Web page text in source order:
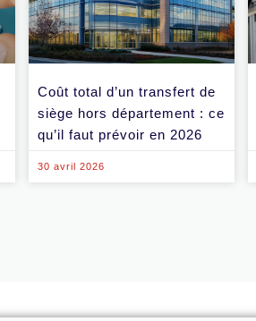
Coût total d’un transfert de
siège hors département : ce
qu’il faut prévoir en 2026
30 avril 2026